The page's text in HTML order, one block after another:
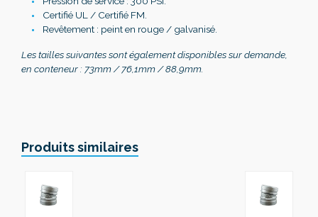
Certifié UL / Certifié FM.
Revêtement : peint en rouge / galvanisé.
Les tailles suivantes sont également disponibles sur demande,
en conteneur : 73mm / 76,1mm / 88,9mm.
Produits similaires